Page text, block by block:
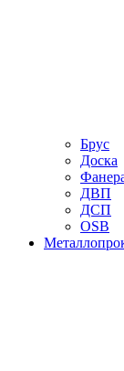
Брус
Доска
ДВП
ДСП
OSB